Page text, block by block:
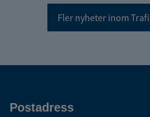
Fler nyheter inom
Postadress